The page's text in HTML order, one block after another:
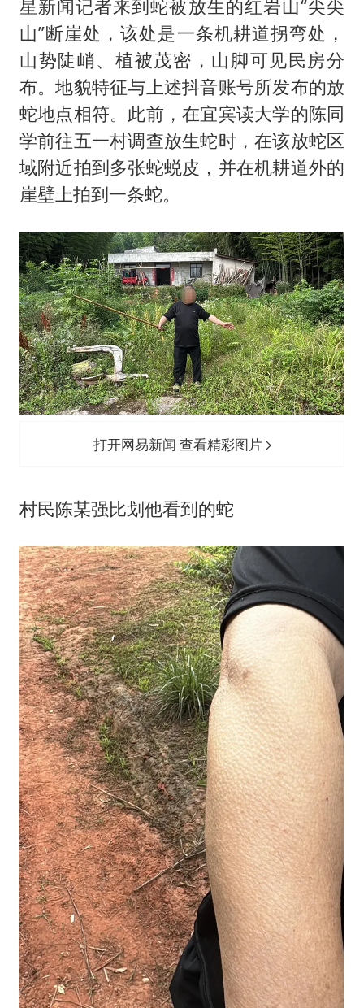
星新闻记者来到蛇被放生的红岩山“尖尖
山”断崖处，该处是一条机耕道拐弯处，
山势陡峭、植被茂密，山脚可见民房分
布。地貌特征与上述抖音账号所发布的放
蛇地点相符。此前，在宜宾读大学的陈同
学前往五一村调查放生蛇时，在该放蛇区
域附近拍到多张蛇蜕皮，并在机耕道外的
崖壁上拍到一条蛇。
打开网易新闻 查看精彩图片
村民陈某强比划他看到的蛇